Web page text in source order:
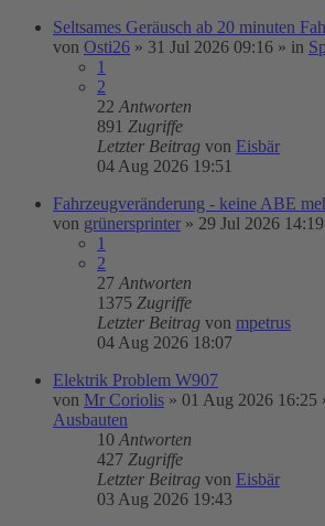
Seltsames Geräusch ab 20 minuten
von Osti26 » 31 Jul 2026 09:16 » in
1
2
22 Antworten
891 Zugriffe
Letzter Beitrag von Eisbär
04 Aug 2026 19:51
Fahrzeugveränderung - keine ABE
von grünersprinter » 29 Jul 2026 14:19
1
2
27 Antworten
1375 Zugriffe
Letzter Beitrag von mpetrus
04 Aug 2026 18:07
Elektrik Problem W907
von Mr Coriolis » 01 Aug 2026 16:25
Ausbauten
10 Antworten
427 Zugriffe
Letzter Beitrag von Eisbär
03 Aug 2026 19:43